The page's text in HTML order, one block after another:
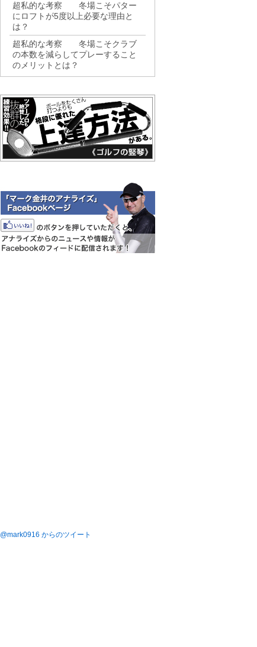
超私的な考察 冬場こそパター
にロフトが5度以上必要な理由と
は？
超私的な考察 冬場こそクラブ
の本数を減らしてプレーすること
のメリットとは？
@mark0916 からのツイート